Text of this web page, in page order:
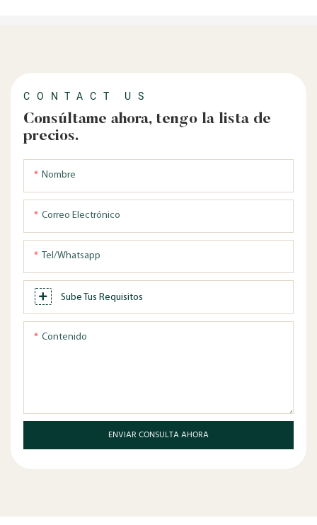
CONTACT US
Consúltame ahora, tengo la lista de
precios.
Nombre
Correo Electrónico
Tel/whatsapp
Sube Tus Requisitos
Contenido
ENVIAR CONSULTA AHORA